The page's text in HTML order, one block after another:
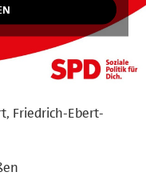
Friedrich-Ebert-